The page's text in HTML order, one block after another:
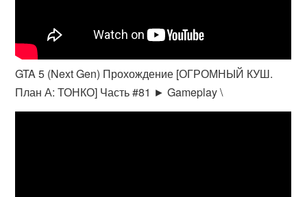
GTA 5 (Next Gen) Прохождение [ОГРОМНЫЙ КУШ.
План А: ТОНКО] Часть #81 ► Gameplay \